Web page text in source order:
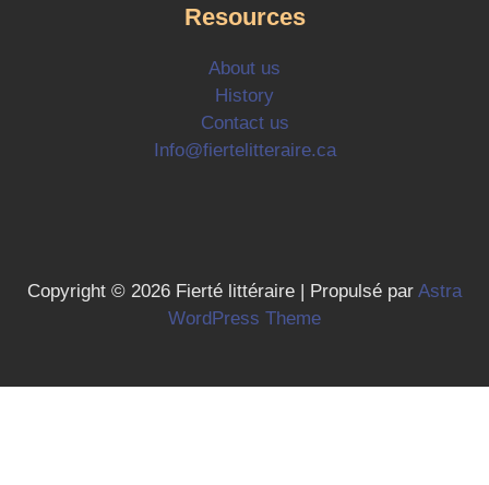
Resources
About us
History
Contact us
Info@fiertelitteraire.ca
Copyright © 2026 Fierté littéraire | Propulsé par Astra
WordPress Theme